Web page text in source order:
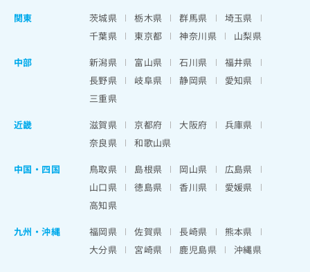
関東
茨城県 栃木県 群馬県
埼玉県
千葉県
東京都 神奈川県
山梨県
中部
新潟県 富山県 石川県
福井県
長野県
岐阜県 静岡県
愛知県
三重県
近畿
滋賀県 京都府 大阪府
兵庫県
奈良県
和歌山県
中国・四国
鳥取県 島根県 岡山県
広島県
山口県
徳島県 香川県
愛媛県
高知県
九州・沖縄
福岡県 佐賀県 長崎県
熊本県
大分県
宮崎県 鹿児島県 沖縄県